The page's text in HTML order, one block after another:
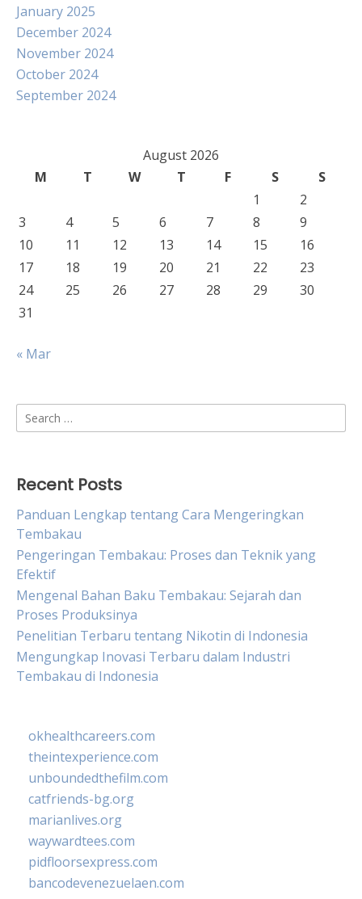
January 2025
December 2024
November 2024
October 2024
September 2024
August 2026
M
T W T F S
S
1
2
3
4 5 6 7 8
9
10
11 12 13 14 15
16
17
18 19 20 21 22
23
24
25 26 27 28 29
30
31
« Mar
Search
for:
Recent Posts
Panduan Lengkap tentang Cara Mengeringkan
Tembakau
Pengeringan Tembakau: Proses dan Teknik yang
Efektif
Mengenal Bahan Baku Tembakau: Sejarah dan
Proses Produksinya
Penelitian Terbaru tentang Nikotin di Indonesia
Mengungkap Inovasi Terbaru dalam Industri
Tembakau di Indonesia
okhealthcareers.com
theintexperience.com
unboundedthefilm.com
catfriends-bg.org
marianlives.org
waywardtees.com
pidfloorsexpress.com
bancodevenezuelaen.com